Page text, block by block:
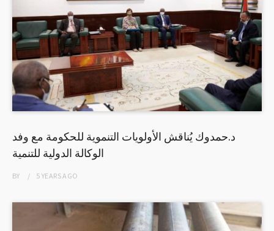
د.حمدوك يُناقش الأولويات التنموية للحكومة مع وفد
الوكالة الدولية للتنمية
BY 5 YEARSAGO